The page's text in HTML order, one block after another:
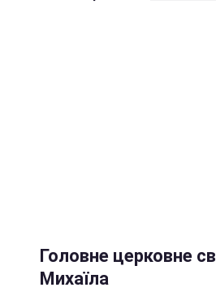
Головне церковне
Михаїла